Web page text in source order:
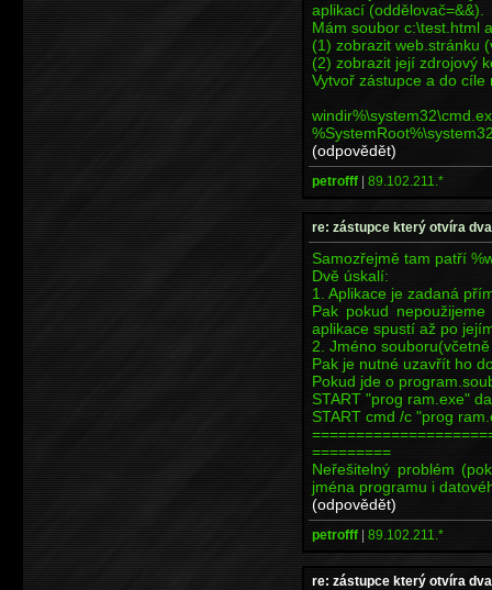
aplikací (oddělovač=&&).
Mám soubor c:\test.html
(1) zobrazit web.stránku
(2) zobrazit její zdrojový
Vytvoř zástupce a do
(odpovědět)
petrofff | 89.102.211.*
re: zástupce který otvíra
Samozřejmě tam patří
Dvě úskalí:
1. Aplikace je zadaná
Pak pokud
aplikace spustí až po
2. Jméno
Pak je nutné uzavřít ho
Pokud jde o
START "prog ram.exe"
START cmd /c "prog
=========
Neřešitelný problém
jména programu i
(odpovědět)
petrofff | 89.102.211.*
re: zástupce který otvíra